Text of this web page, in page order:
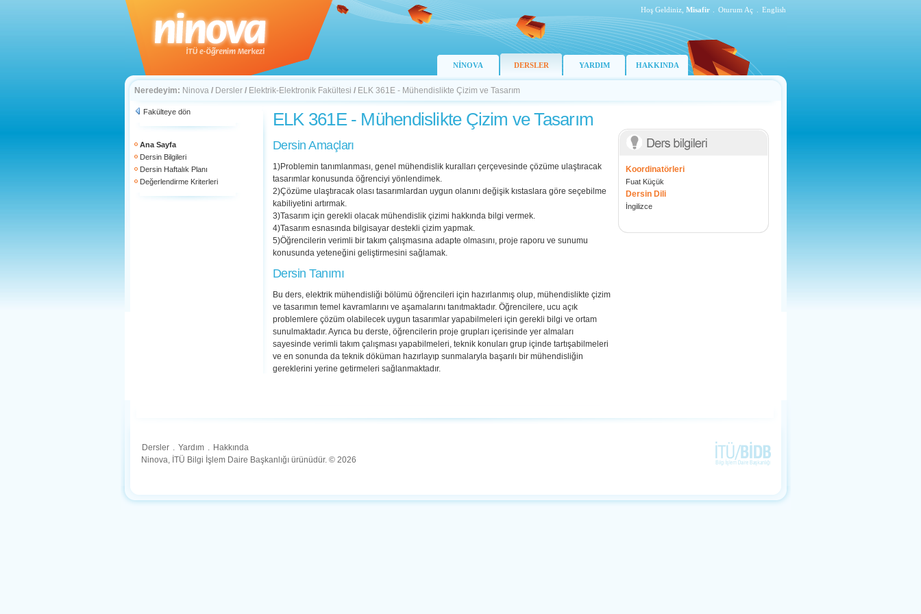
Hoş Geldiniz, Misafir Oturum Aç English
NİNOVA DERSLER YARDIM HAKKINDA
Neredeyim: Ninova / Dersler / Elektrik-Elektronik Fakültesi / ELK 361E - Mühendislikte Çizim ve Tasarım
Fakülteye dön
Ana Sayfa
Dersin Bilgileri
Dersin Haftalık Planı
Değerlendirme Kriterleri
ELK 361E - Mühendislikte Çizim ve Tasarım
Dersin Amaçları
1)Problemin tanımlanması, genel mühendislik kuralları çerçevesinde çözüme ulaştıracak
tasarımlar konusunda öğrenciyi yönlendimek.
2)Çözüme ulaştıracak olası tasarımlardan uygun olanını değişik kıstaslara göre seçebilme
kabiliyetini artırmak.
3)Tasarım için gerekli olacak mühendislik çizimi hakkında bilgi vermek.
4)Tasarım esnasında bilgisayar destekli çizim yapmak.
5)Öğrencilerin verimli bir takım çalışmasına adapte olmasını, proje raporu ve sunumu
konusunda yeteneğini geliştirmesini sağlamak.
Dersin Tanımı
Bu ders, elektrik mühendisliği bölümü öğrencileri için hazırlanmış olup, mühendislikte çizim
ve tasarımın temel kavramlarını ve aşamalarını tanıtmaktadır. Öğrencilere, ucu açık
problemlere çözüm olabilecek uygun tasarımlar yapabilmeleri için gerekli bilgi ve ortam
sunulmaktadır. Ayrıca bu derste, öğrencilerin proje grupları içerisinde yer almaları
sayesinde verimli takım çalışması yapabilmeleri, teknik konuları grup içinde tartışabilmeleri
ve en sonunda da teknik döküman hazırlayıp sunmalaryla başarılı bir mühendisliğin
gereklerini yerine getirmeleri sağlanmaktadır.
Koordinatörleri
Fuat Küçük
Dersin Dili
İngilizce
Dersler . Yardım . Hakkında
Ninova, İTÜ Bilgi İşlem Daire Başkanlığı ürünüdür. © 2026